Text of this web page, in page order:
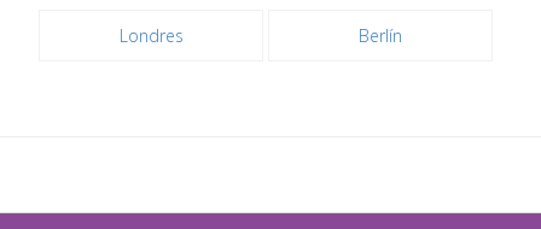
Londres Berlín